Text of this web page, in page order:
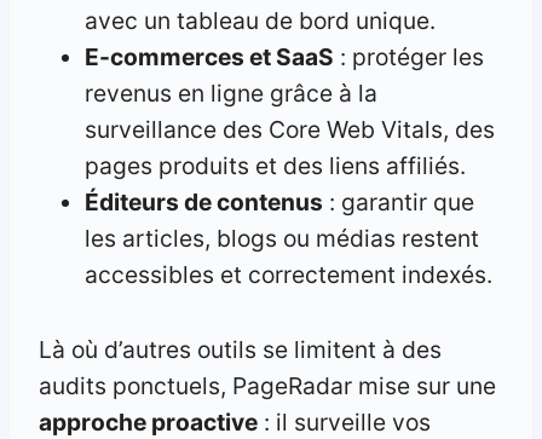
avec un tableau de bord unique.
E-commerces et SaaS : protéger les
revenus en ligne grâce à la
surveillance des Core Web Vitals, des
pages produits et des liens affiliés.
Éditeurs de contenus : garantir que
les articles, blogs ou médias restent
accessibles et correctement indexés.
Là où d’autres outils se limitent à des
audits ponctuels, PageRadar mise sur une
approche proactive : il surveille vos